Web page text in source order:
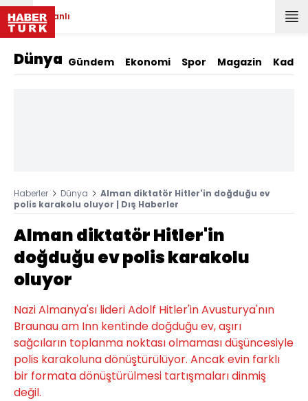
Canlı
Dünya Gündem Ekonomi Spor Magazin Kadın
Haberler Dünya
Alman diktatör Hitler'in doğduğu ev
polis karakolu oluyor | Dış Haberler
Alman diktatör Hitler'in
doğduğu ev polis karakolu
oluyor
Nazi Almanya'sı lideri Adolf Hitler'in Avusturya'nın
Braunau am Inn kentinde doğduğu ev, aşırı
sağcıların toplanma noktası olmaması düşüncesiyle
polis karakoluna dönüştürülüyor. Ancak evin farklı
bir formata dönüştürülmesi tartışmaları dinmiş
değil.